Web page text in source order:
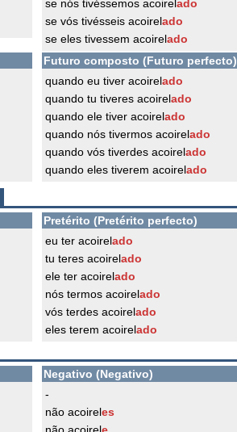
se nós tivéssemos acoirelado
se vós tivésseis acoirelado
se eles tivessem acoirelado
Futuro composto (Futuro perfecto)
quando eu tiver acoirelado
quando tu tiveres acoirelado
quando ele tiver acoirelado
quando nós tivermos acoirelado
quando vós tiverdes acoirelado
quando eles tiverem acoirelado
Pretérito (Pretérito perfecto)
eu ter acoirelado
tu teres acoirelado
ele ter acoirelado
nós termos acoirelado
vós terdes acoirelado
eles terem acoirelado
Negativo (Negativo)
-
não acoireles